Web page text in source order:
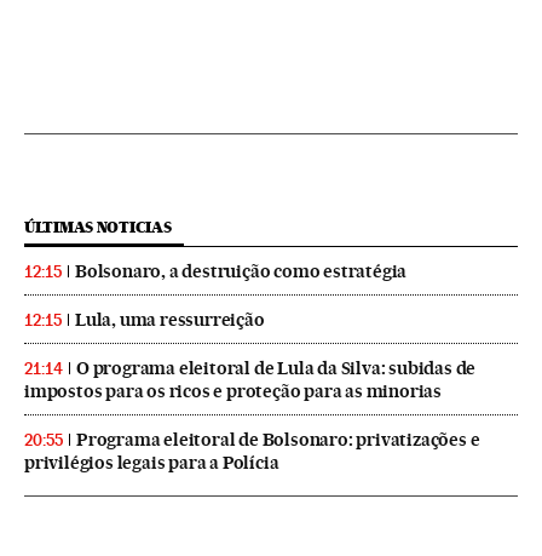
ÚLTIMAS NOTICIAS
12:15 Bolsonaro, a destruição como estratégia
12:15 Lula, uma ressurreição
21:14
O programa eleitoral de Lula da Silva: subidas de
impostos para os ricos e proteção para as minorias
20:55
Programa eleitoral de Bolsonaro: privatizações e
privilégios legais para a Polícia